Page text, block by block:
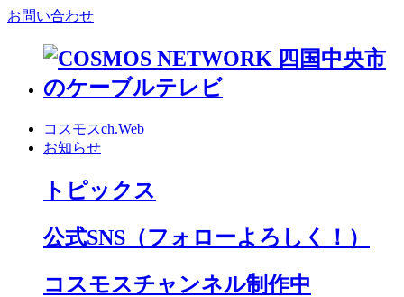
お問い合わせ
コスモスch.Web
お知らせ
トピックス
公式SNS （フォローよろしく！）
コスモスチャンネル制作中